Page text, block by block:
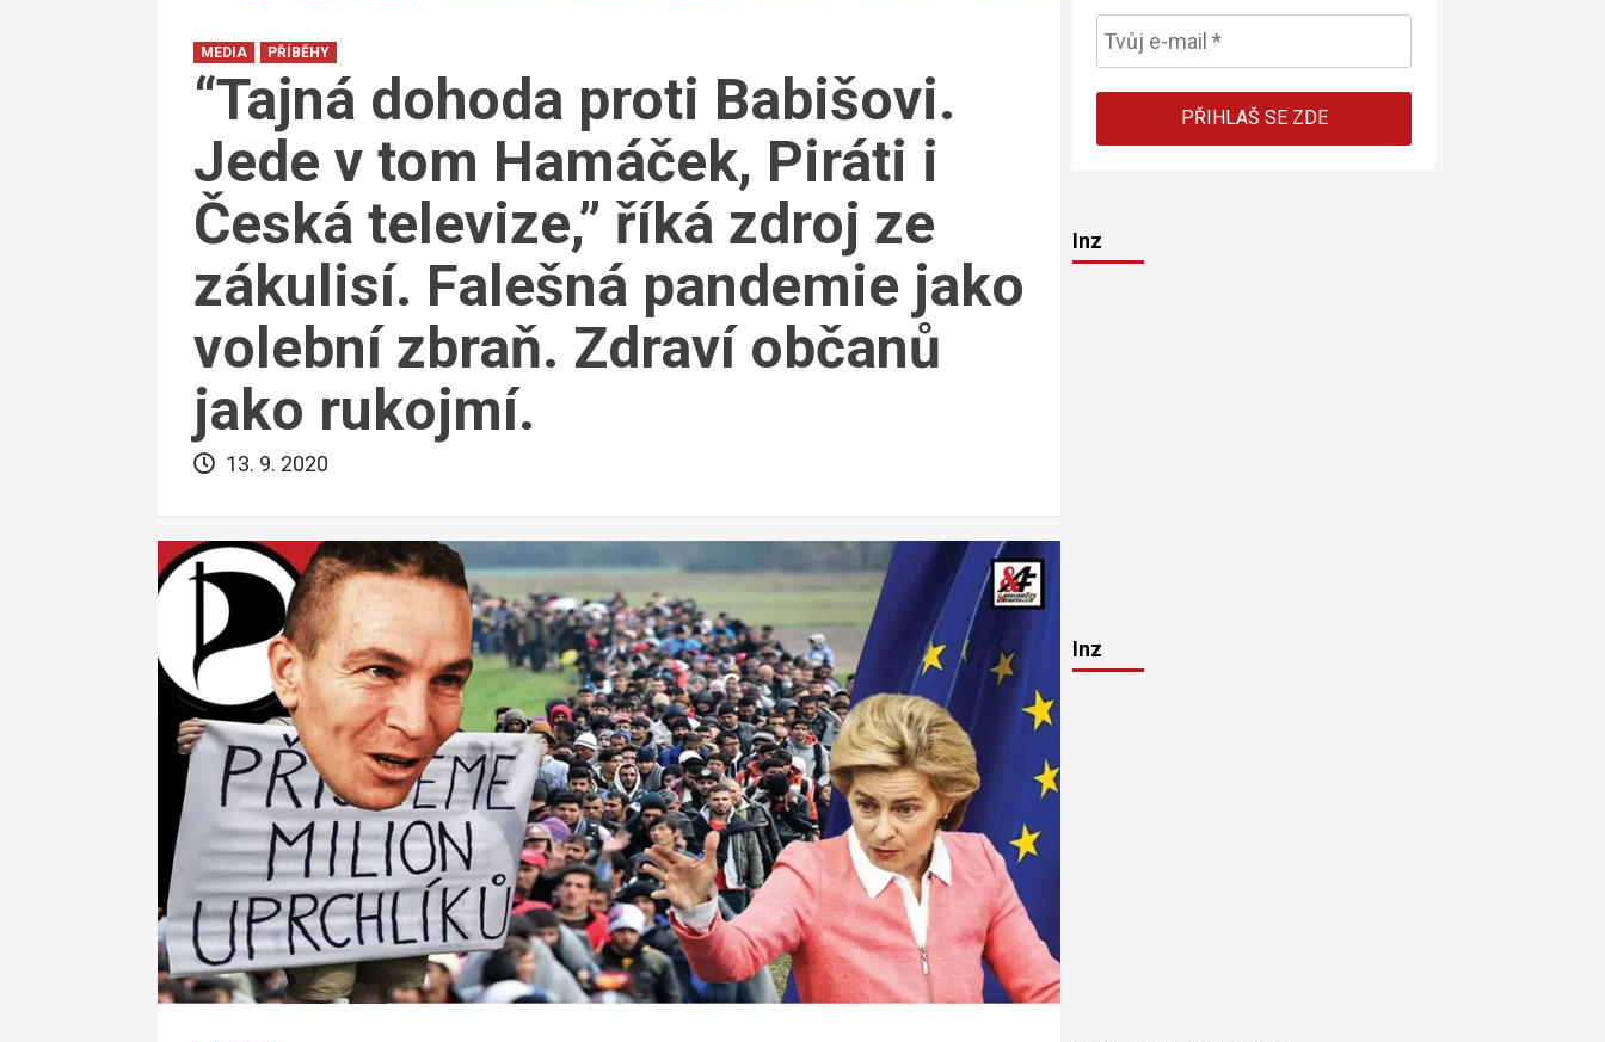
MEDIA PŘÍBĚHY
“Tajná dohoda proti Babišovi.
Jede v tom Hamáček, Piráti i
Česká televize,” říká zdroj ze
zákulisí. Falešná pandemie jako
volební zbraň. Zdraví občanů
jako rukojmí.
13. 9. 2020
Inz
Inz